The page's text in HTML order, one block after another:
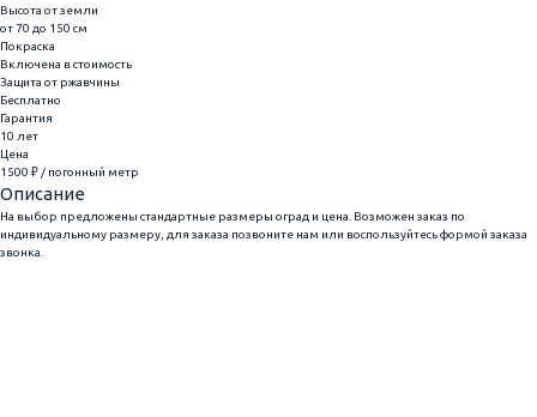
Высота от земли
от 70 до 150 см
Покраска
Включена в стоимость
Защита от ржавчины
Бесплатно
Гарантия
10 лет
Цена
1500 ₽ / погонный метр
Описание
На выбор предложены стандартные размеры оград и цена. Возможен заказ по
индивидуальному размеру, для заказа позвоните нам или воспользуйтесь формой заказа
звонка.